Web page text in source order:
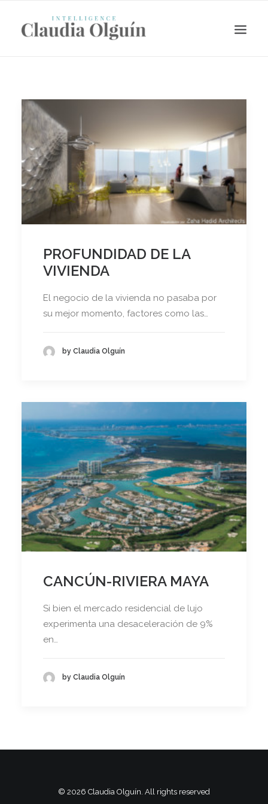
Search
PROFUNDIDAD DE LA
VIVIENDA
El negocio de la vivienda no pasaba por
su mejor momento, factores como las…
by Claudia Olguín
CANCÚN-RIVIERA MAYA
Si bien el mercado residencial de lujo
experimenta una desaceleración de 9%
en…
by Claudia Olguín
© 2026 Claudia Olguín. All rights reserved